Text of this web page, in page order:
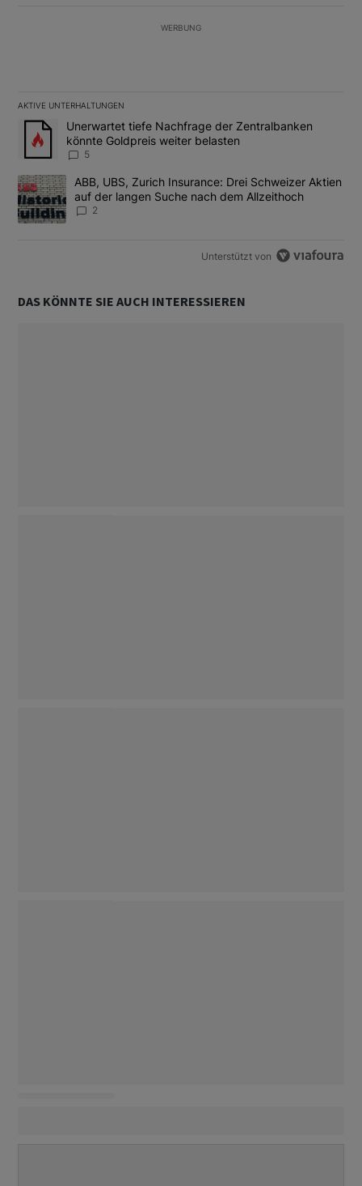
WERBUNG
AKTIVE UNTERHALTUNGEN
Das Folgende ist eine Liste der am meisten kommentierten
Ein Trendartikel mit dem Titel "Unerwartet tiefe Nachfrage der
Unerwartet tiefe Nachfrage der Zentralbanken
könnte Goldpreis weiter belasten
5
Ein Trendartikel mit dem Titel "ABB, UBS, Zurich Insurance:
ABB, UBS, Zurich Insurance: Drei Schweizer Aktien
auf der langen Suche nach dem Allzeithoch
2
Unterstützt von
DAS KÖNNTE SIE AUCH INTERESSIEREN